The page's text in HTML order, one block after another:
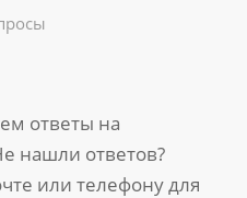
ответы на
нашли ответов?
или телефону для